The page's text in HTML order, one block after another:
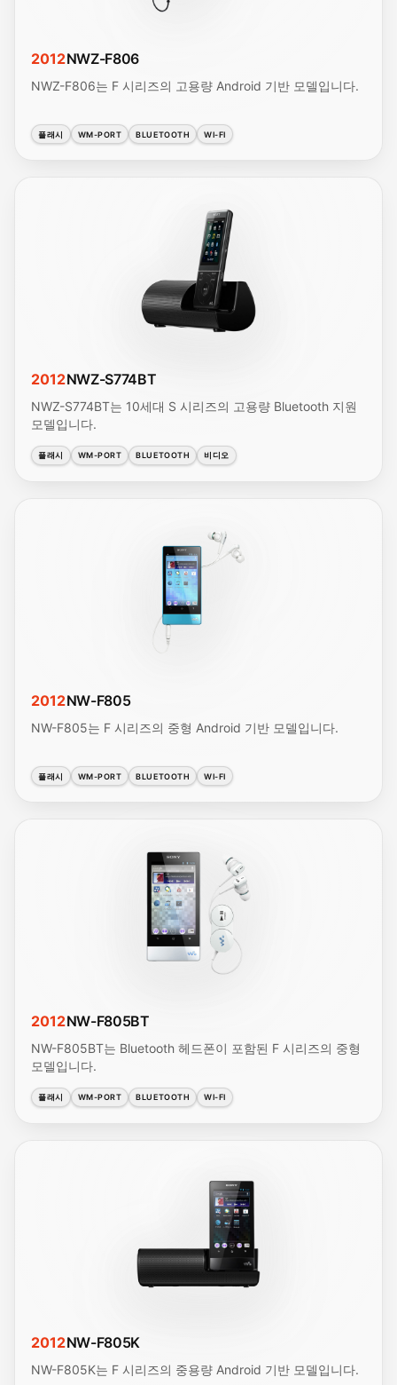
2012NWZ-F806
NWZ-F806는 F 시리즈의 고용량 Android 기반 모델입니다.
플래시 WM-PORT BLUETOOTH WI-FI
2012NWZ-S774BT
NWZ-S774BT는 10세대 S 시리즈의 고용량 Bluetooth 지원
모델입니다.
플래시 WM-PORT BLUETOOTH 비디오
2012NW-F805
NW-F805는 F 시리즈의 중형 Android 기반 모델입니다.
플래시 WM-PORT BLUETOOTH WI-FI
2012NW-F805BT
NW-F805BT는 Bluetooth 헤드폰이 포함된 F 시리즈의 중형
모델입니다.
플래시 WM-PORT BLUETOOTH WI-FI
2012NW-F805K
NW-F805K는 F 시리즈의 중용량 Android 기반 모델입니다.